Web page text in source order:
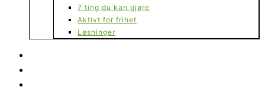
7 ting du kan gjøre
Aktivt for frihet
Løsninger